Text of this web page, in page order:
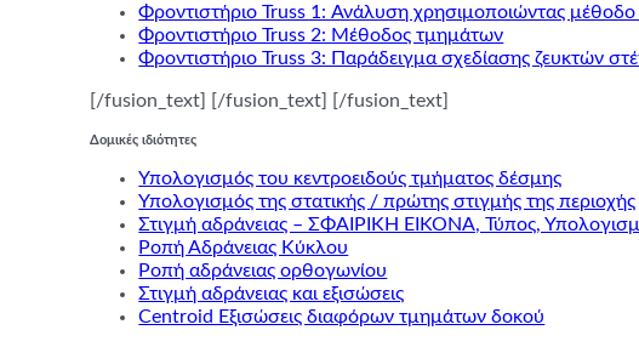
Φροντιστήριο Truss 1: Ανάλυση χρησιμοποιώντας
Φροντιστήριο Truss 2: Μέθοδος τμημάτων
Φροντιστήριο Truss 3: Παράδειγμα σχεδίασης ζευκτών
[/fusion_text] [/fusion_text] [/fusion_text]
Δομικές ιδιότητες
Υπολογισμός του κεντροειδούς τμήματος δέσμης
Υπολογισμός της στατικής / πρώτης στιγμής της περιοχής
Στιγμή αδράνειας – ΣΦΑΙΡΙΚΗ ΕΙΚΟΝΑ, Τύπος,
Ροπή Αδράνειας Κύκλου
Ροπή αδράνειας ορθογωνίου
Στιγμή αδράνειας και εξισώσεις
Centroid Εξισώσεις διαφόρων τμημάτων δοκού